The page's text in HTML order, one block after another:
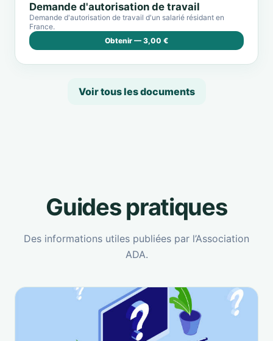
Demande d'autorisation de travail
Demande d'autorisation de travail d'un salarié résidant en
France.
Obtenir — 3,00 €
Voir tous les documents
Guides pratiques
Des informations utiles publiées par l’Association
ADA.